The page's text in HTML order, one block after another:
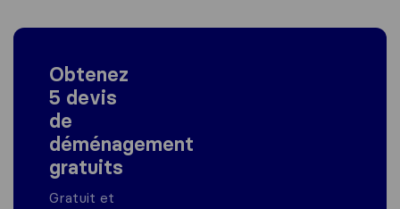
Obtenez
5 devis
de
déménagement
gratuits
Gratuit et